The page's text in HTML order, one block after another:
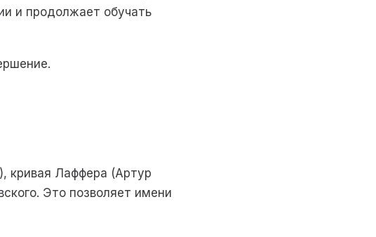
и продолжает обучать
кривая Лаффера (Артур
Это позволяет имени